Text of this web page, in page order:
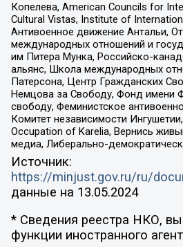
Копелева, American Councils for
Cultural Vistas, Institute of
Антивоенное движение Антальи,
международных отношений и
им Питера Мунка, Российско-
альянс, Школа международных
Патерсона, Центр Гражданских
Немцова за Свободу, Фонд имени
свободу, Феминистское
Комитет независимости
Occupation of Karelia, Вернись
медиа, Либерально-
Источник:
https://minjust.gov.ru/ru/
данные на 13.05.2024
* Сведения реестра НКО,
функции иностранного